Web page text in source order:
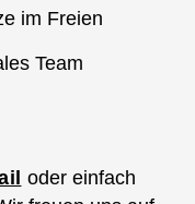
im Freien
Team
oder einfach